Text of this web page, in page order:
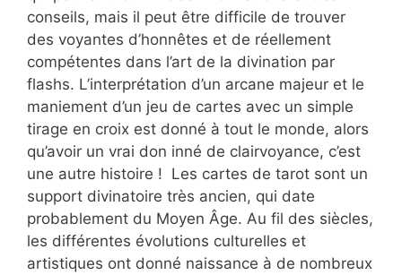
conseils, mais il peut être difficile de trouver
des voyantes d’honnêtes et de réellement
compétentes dans l’art de la divination par
flashs. L’interprétation d’un arcane majeur et le
maniement d’un jeu de cartes avec un simple
tirage en croix est donné à tout le monde, alors
qu’avoir un vrai don inné de clairvoyance, c’est
une autre histoire ! Les cartes de tarot sont un
support divinatoire très ancien, qui date
probablement du Moyen Âge. Au fil des siècles,
les différentes évolutions culturelles et
artistiques ont donné naissance à de nombreux